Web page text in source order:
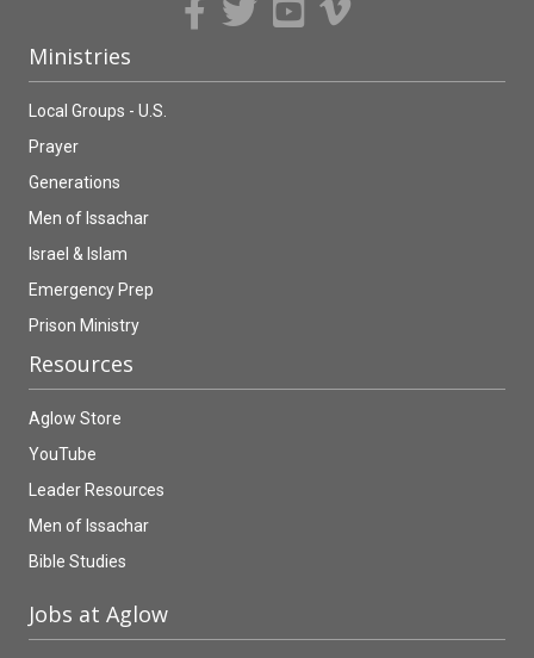
Ministries
Local Groups - U.S.
Prayer
Generations
Men of Issachar
Israel & Islam
Emergency Prep
Prison Ministry
Resources
Aglow Store
YouTube
Leader Resources
Men of Issachar
Bible Studies
Jobs at Aglow